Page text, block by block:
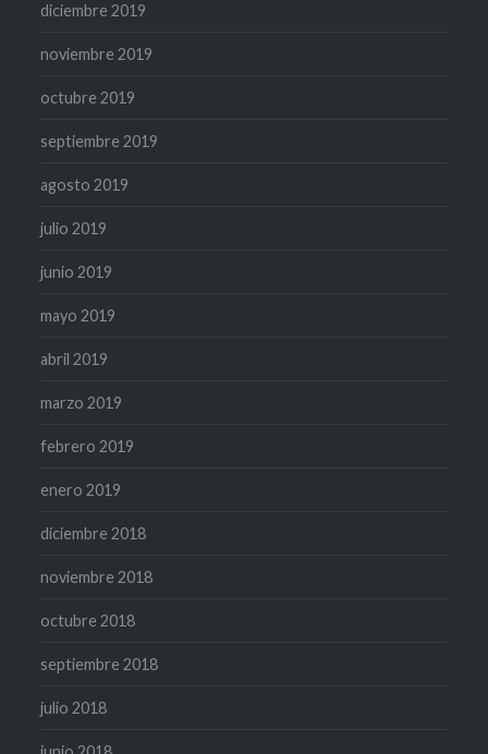
diciembre 2019
noviembre 2019
octubre 2019
septiembre 2019
agosto 2019
julio 2019
junio 2019
mayo 2019
abril 2019
marzo 2019
febrero 2019
enero 2019
diciembre 2018
noviembre 2018
octubre 2018
septiembre 2018
julio 2018